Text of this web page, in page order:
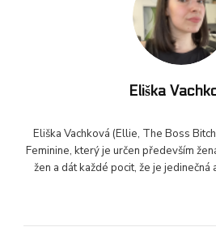
Eliška
Eliška Vachková (Ellie, The Boss
Feminine, který je určen především
žen a dát každé pocit, že je jedinečná